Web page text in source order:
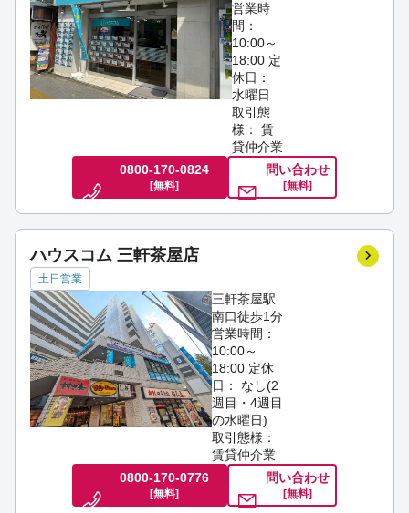
営業時
間：
10:00～
18:00 定
休日：
水曜日
取引態
様： 賃
貸仲介業
0800-170-0824
[無料]
問い合わせ
[無料]
ハウスコム 三軒茶屋店
土日営業
三軒茶屋駅
南口徒歩1分
営業時間：
10:00～
18:00 定休
日： なし(2
週目・4週目
の水曜日)
取引態様：
賃貸仲介業
0800-170-0776
[無料]
問い合わせ
[無料]